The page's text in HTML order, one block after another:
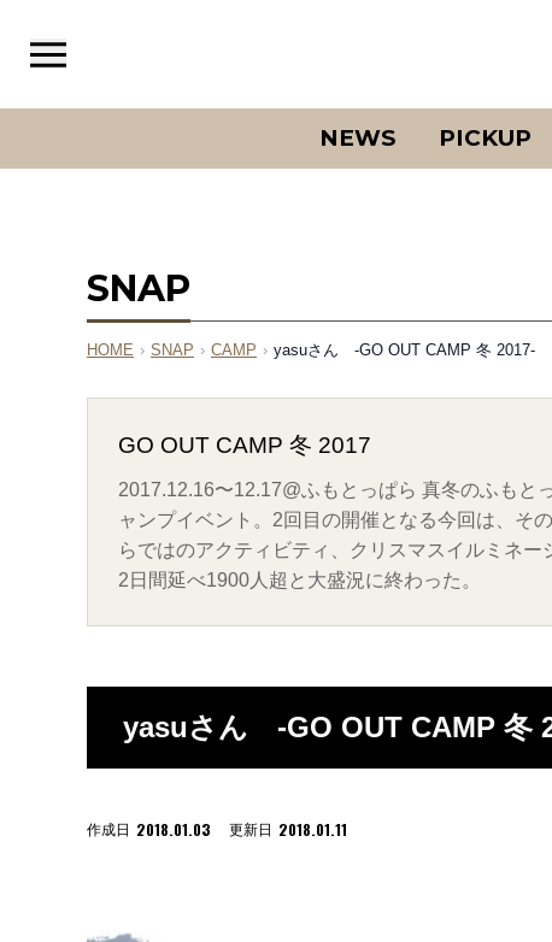
NEWS PICKUP
SNAP
HOME › SNAP › CAMP › yasuさん -GO OUT CAMP 冬 2017-
GO OUT CAMP 冬 2017
2017.12.16〜12.17@ふもとっぱら 真冬のふもと
ャンプイベント。2回目の開催となる今回は、そ
らではのアクティビティ、クリスマスイルミネ
2日間延べ1900人超と大盛況に終わった。
yasuさん -GO OUT CAMP 冬
作成日 2018.01.03 更新日 2018.01.11